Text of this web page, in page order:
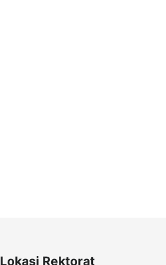
Lokasi Rektorat